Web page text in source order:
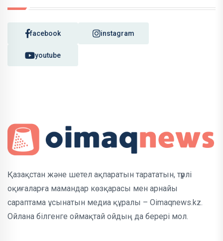
facebook instagram
youtube
Қазақстан және шетел ақпаратын тарататын, түрлі
оқиғаларға мамандар көзқарасы мен арнайы
сараптама ұсынатын медиа құралы – Oimaqnews.kz.
Ойлана білгенге оймақтай ойдың да берері мол.